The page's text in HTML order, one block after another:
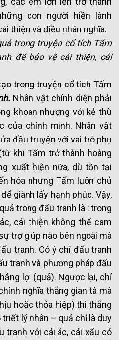
con người hiền lành
thiện và điều nhân nghĩa.
trong truyện cổ tích Tấm
để bảo vệ cái thiện, cái
trong truyện cổ tích Tấm
Nhân vật chính diện phải
khoan nhượng với kẻ thù
của chính mình. Nhân vật
đầu truyện với vai trò phụ
khi Tấm trở thành hoàng
xuất hiện nữa, dù tồn tại
hóa nhưng Tấm luôn chủ
giành lấy hạnh phúc. Vậy,
trong đấu tranh là : trong
cái thiện không thể cam
trợ giúp nào bên ngoài mà
tranh. Có ý chí đấu tranh
tranh và phương pháp đấu
lợi (quả). Ngược lại, chỉ
nghĩa thắng gian tà mà
hoặc thỏa hiệp) thì thắng
triết lý nhân – quả chỉ là duy
tranh với cái ác, cái xấu có